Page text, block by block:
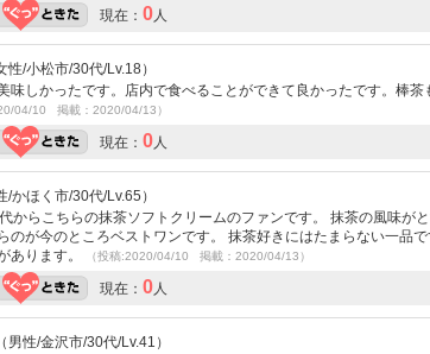
現在： 0人
性/小松市/30代/Lv.18）
味しかったです。店内で食べることができて良かったです。棒
04/10 掲載：2020/04/13）
現在： 0人
かほく市/30代/Lv.65）
からこちらの抹茶ソフトクリームのファンです。 抹茶の風味が
のが今のところベストワンです。 抹茶好きにはたまらない一品
あります。
（投稿:2020/04/10 掲載：2020/04/13）
現在： 0人
男性/金沢市/30代/Lv.41）